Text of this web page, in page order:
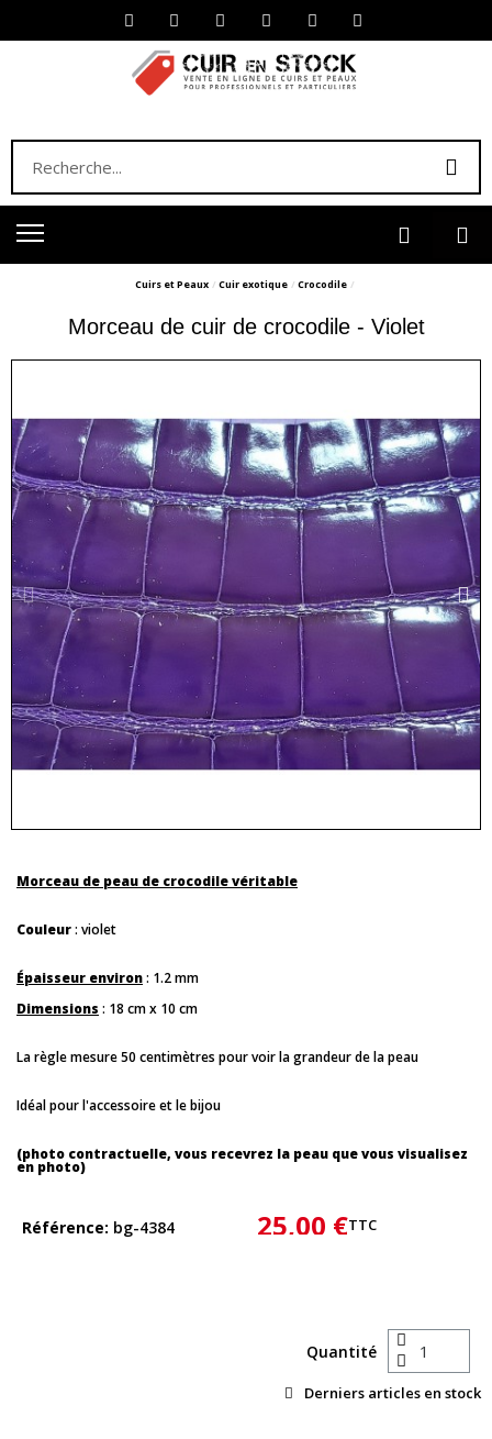
Cuirs et Peaux Cuir exotique Crocodile
Morceau de cuir de crocodile - Violet
Morceau de peau de crocodile véritable
Couleur: violet
Épaisseur environ: 1.2 mm
Dimensions : 18 cm x 10 cm
La règle mesure 50 centimètres pour voir la grandeur de la peau
Idéal pour l'accessoire et le bijou
(photo contractuelle, vous recevrez la peau que vous visualisez
en photo)
Référence bg-4384 25,00 €TTC
Quantité
Derniers articles en stock